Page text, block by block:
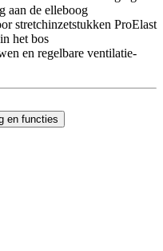
aan de elleboog
stretchinzetstukken ProElast
het bos
en regelbare ventilatie-
en functies